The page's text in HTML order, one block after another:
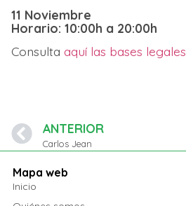
11 Noviembre
Horario: 10:00h a 20:00h
Consulta aquí las bases legales
ANTERIOR
Carlos Jean
Mapa web
Inicio